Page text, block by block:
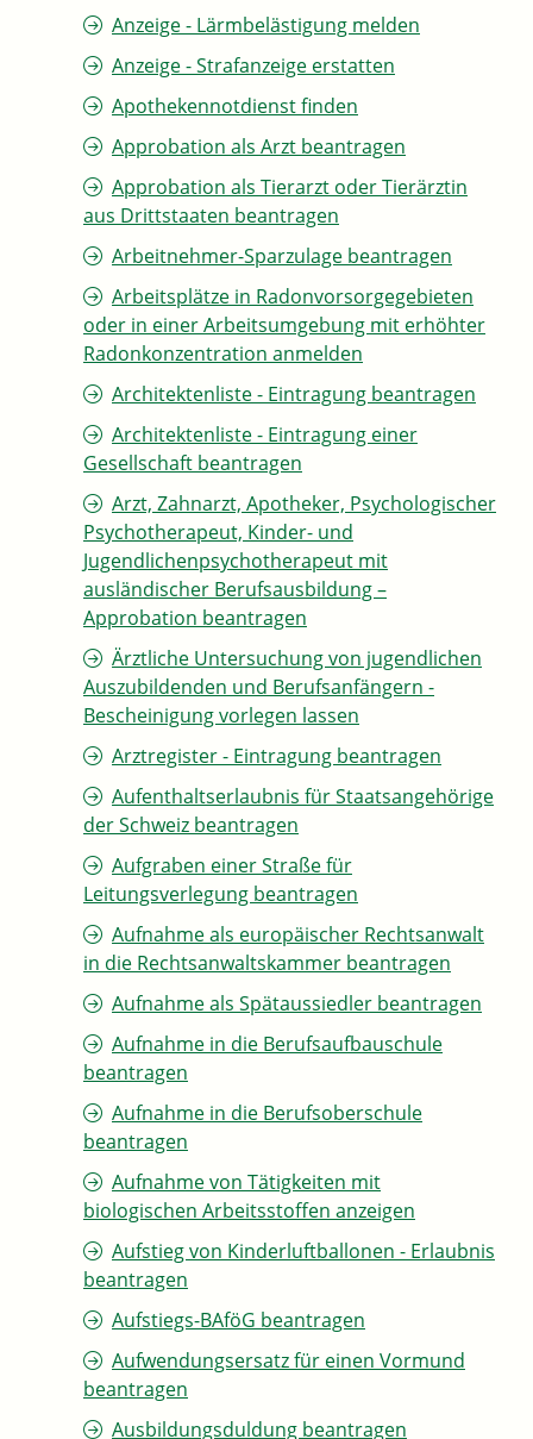
Anzeige - Lärmbelästigung melden
Anzeige - Strafanzeige erstatten
Apothekennotdienst finden
Approbation als Arzt beantragen
Approbation als Tierarzt oder Tierärztin
aus Drittstaaten beantragen
Arbeitnehmer-Sparzulage beantragen
Arbeitsplätze in Radonvorsorgegebieten
oder in einer Arbeitsumgebung mit erhöhter
Radonkonzentration anmelden
Architektenliste - Eintragung beantragen
Architektenliste - Eintragung einer
Gesellschaft beantragen
Arzt, Zahnarzt, Apotheker, Psychologischer
Psychotherapeut, Kinder- und
Jugendlichenpsychotherapeut mit
ausländischer Berufsausbildung –
Approbation beantragen
Ärztliche Untersuchung von jugendlichen
Auszubildenden und Berufsanfängern -
Bescheinigung vorlegen lassen
Arztregister - Eintragung beantragen
Aufenthaltserlaubnis für Staatsangehörige
der Schweiz beantragen
Aufgraben einer Straße für
Leitungsverlegung beantragen
Aufnahme als europäischer Rechtsanwalt
in die Rechtsanwaltskammer beantragen
Aufnahme als Spätaussiedler beantragen
Aufnahme in die Berufsaufbauschule
beantragen
Aufnahme in die Berufsoberschule
beantragen
Aufnahme von Tätigkeiten mit
biologischen Arbeitsstoffen anzeigen
Aufstieg von Kinderluftballonen - Erlaubnis
beantragen
Aufstiegs-BAföG beantragen
Aufwendungsersatz für einen Vormund
beantragen
Ausbildungsduldung beantragen